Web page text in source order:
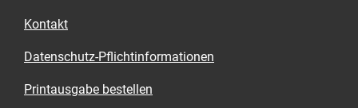
Kontakt
Datenschutz-Pflichtinformationen
Printausgabe bestellen